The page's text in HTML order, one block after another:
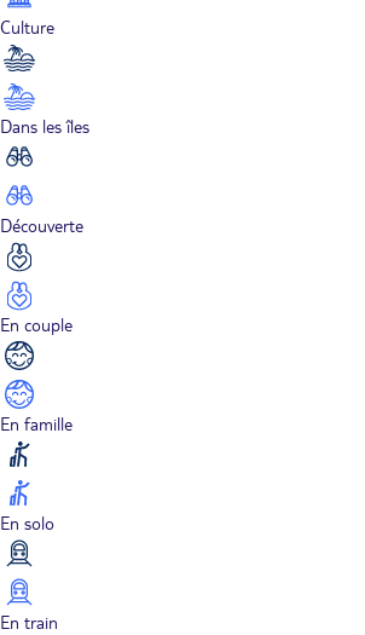
Culture
Dans les îles
Découverte
En couple
En famille
En solo
En train